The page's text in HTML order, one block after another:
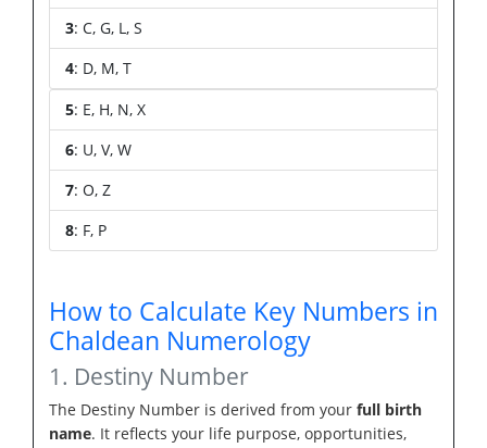
3: C, G, L, S
4: D, M, T
5: E, H, N, X
6: U, V, W
7: O, Z
8: F, P
How to Calculate Key Numbers in
Chaldean Numerology
1. Destiny Number
The Destiny Number is derived from your full birth
name. It reflects your life purpose, opportunities,